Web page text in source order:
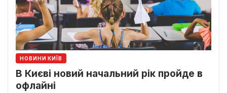
НОВИНИ КИЇВ
В Києві новий начальний рік пройде в
офлайні